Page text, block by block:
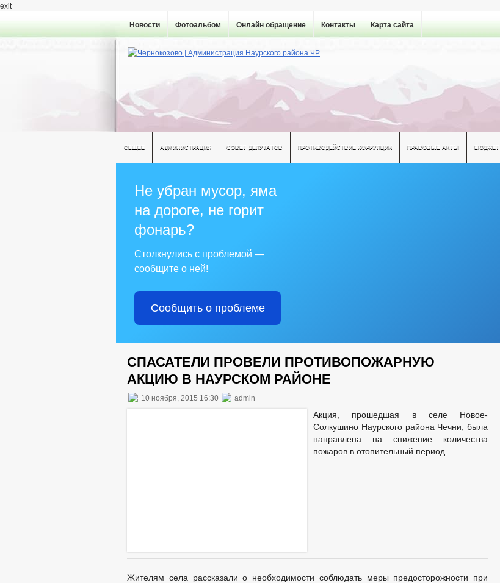
exit
Новости Фотоальбом Онлайн обращение Контакты Карта сайта
ОБЩЕЕ АДМИНИСТРАЦИЯ СОВЕТ ДЕПУТАТОВ ПРОТИВОДЕЙСТВИЕ КОРРУПЦИИ ПРАВОВЫЕ АКТЫ БЮДЖЕТ
Не убран мусор, яма
на дороге, не горит
фонарь?
Столкнулись с проблемой —
сообщите о ней!
Сообщить о проблеме
СПАСАТЕЛИ ПРОВЕЛИ ПРОТИВОПОЖАРНУЮ
АКЦИЮ В НАУРСКОМ РАЙОНЕ
10 ноября, 2015 16:30 admin
Акция, прошедшая в селе Новое-
Солкушино Наурского района Чечни, была
направлена на снижение количества
пожаров в отопительный период.
Жителям села рассказали о необходимости соблюдать меры предосторожности при